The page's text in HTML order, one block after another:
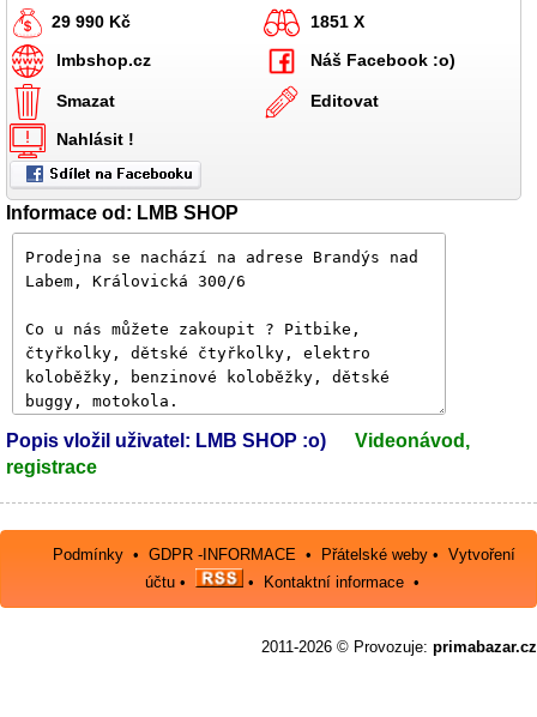
29 990 Kč
1851 X
lmbshop.cz
Náš Facebook :o)
Smazat
Editovat
Nahlásit !
Informace od: LMB SHOP
Popis vložil uživatel: LMB SHOP :o)
Videonávod,
registrace
Podmínky •GDPR -INFORMACE • Přátelské weby •Vytvoření
účtu• • Kontaktní informace•
2011-2026 © Provozuje: primabazar.cz